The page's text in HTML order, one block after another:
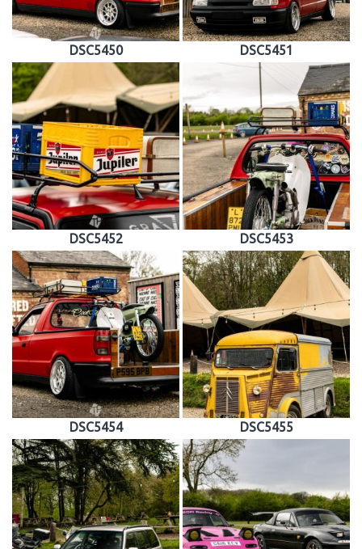
DSC5450 DSC5451
DSC5452 DSC5453
DSC5454 DSC5455